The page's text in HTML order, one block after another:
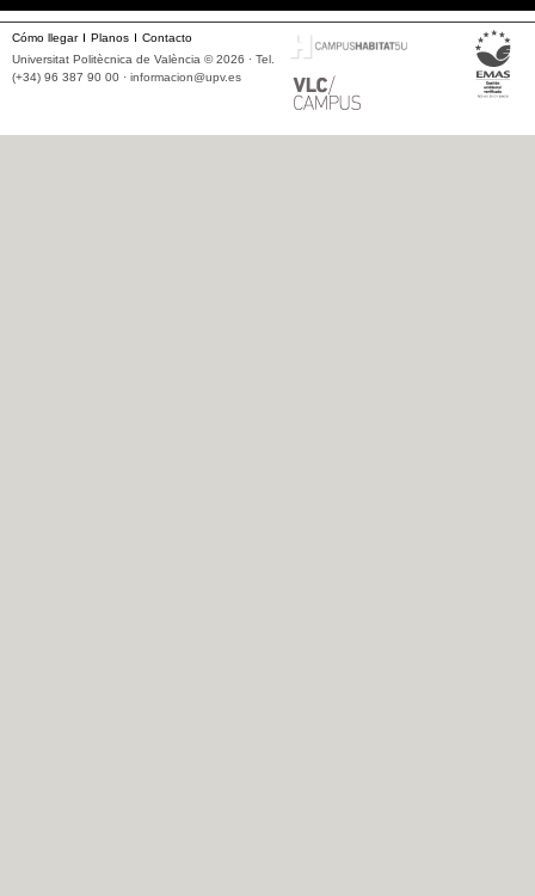
Cómo llegar Planos
Contacto
Universitat Politècnica de València © 2026 · Tel.
(+34) 96 387 90 00 · informacion@upv.es